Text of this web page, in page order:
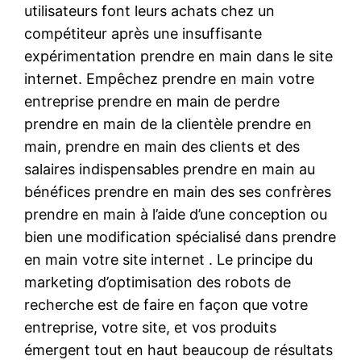
utilisateurs font leurs achats chez un
compétiteur après une insuffisante
expérimentation prendre en main dans le site
internet. Empêchez prendre en main votre
entreprise prendre en main de perdre
prendre en main de la clientèle prendre en
main, prendre en main des clients et des
salaires indispensables prendre en main au
bénéfices prendre en main des ses confrères
prendre en main à l’aide d’une conception ou
bien une modification spécialisé dans prendre
en main votre site internet . Le principe du
marketing d’optimisation des robots de
recherche est de faire en façon que votre
entreprise, votre site, et vos produits
émergent tout en haut beaucoup de résultats